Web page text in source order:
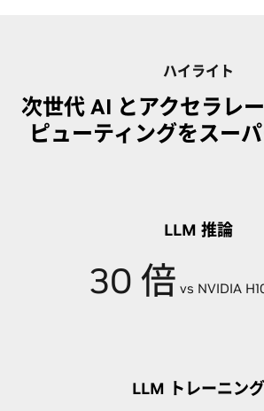
ハイライト
次世代 AI とアクセラレ
ピューティングをスー
LLM 推論
30 倍 vs NVIDIA
LLM トレーニング